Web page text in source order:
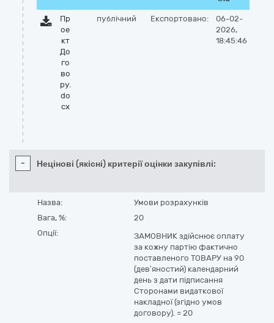
Пр
ое
кт
До
го
во
ру.
do
cx
публічний Експортовано:
06-02-
2026,
18:45:46
- Нецінові (якісні) критерії оцінки закупівлі:
Назва:
Умови розрахунків
Вага, %:
20
Опції:
ЗАМОВНИК здійснює оплату
за кожну партію фактично
поставленого ТОВАРУ на 90
(дев’яностий) календарний
день з дати підписання
Сторонами видаткової
накладної (згідно умов
договору).= 20